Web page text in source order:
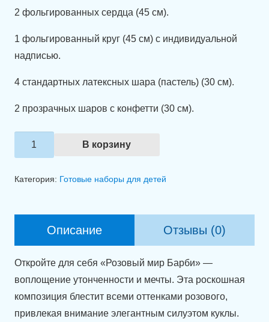
2 фольгированных сердца (45 см).
1 фольгированный круг (45 см) с индивидуальной
надписью.
4 стандартных латексных шара (пастель) (30 см).
2 прозрачных шаров с конфетти (30 см).
Количество
товара
В корзину
Категория: Готовые наборы для детей
Описание Отзывы (0)
Откройте для себя «Розовый мир Барби» —
воплощение утонченности и мечты. Эта роскошная
композиция блестит всеми оттенками розового,
привлекая внимание элегантным силуэтом куклы.